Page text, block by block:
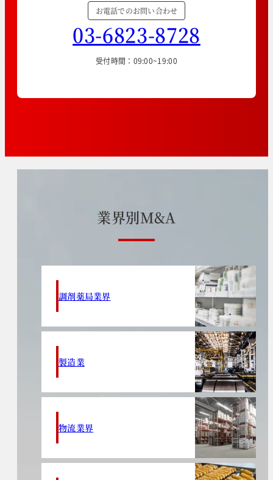
お電話でのお問い合わせ
03-6823-8728
受付時間：09:00~19:00
業界別M&A
調剤薬局業界
製造業
物流業界